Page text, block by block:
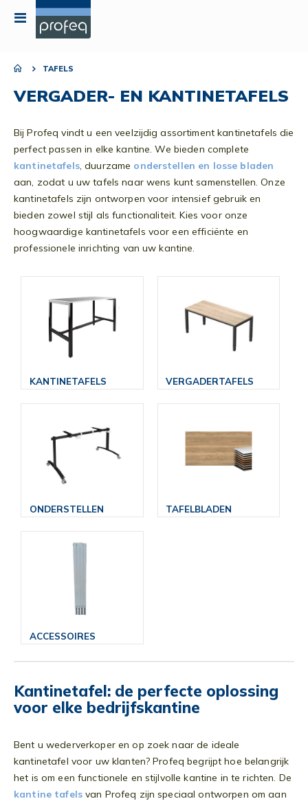
Toggle
Nav
TAFELS
VERGADER- EN KANTINETAFELS
Bij Profeq vindt u een veelzijdig assortiment kantinetafels die
perfect passen in elke kantine. We bieden complete
kantinetafels, duurzame onderstellen en losse bladen
aan, zodat u uw tafels naar wens kunt samenstellen. Onze
kantinetafels zijn ontworpen voor intensief gebruik en
bieden zowel stijl als functionaliteit. Kies voor onze
hoogwaardige kantinetafels voor een efficiënte en
professionele inrichting van uw kantine.
KANTINETAFELS VERGADERTAFELS
ONDERSTELLEN TAFELBLADEN
ACCESSOIRES
Kantinetafel: de perfecte oplossing
voor elke bedrijfskantine
Bent u wederverkoper en op zoek naar de ideale
kantinetafel voor uw klanten? Profeq begrijpt hoe belangrijk
het is om een functionele en stijlvolle kantine in te richten. De
kantine tafelsvan Profeq zijn speciaal ontworpen om aan